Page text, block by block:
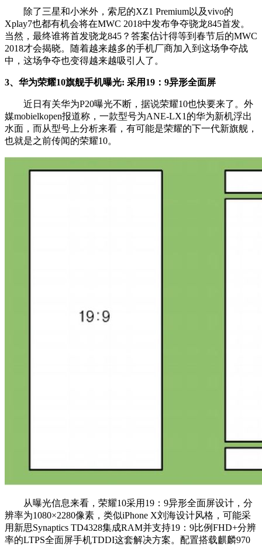
除了三星和小米外，索尼的XZ1 Premium以及vivo的
Xplay7也都有机会将在MWC 2018中发布争夺骁龙845首发。
当然，最终谁将首发骁龙845？答案估计得等到春节后的MWC
2018才会揭晓。随着越来越多的手机厂商加入到这场争夺战
中，这场争夺也变得越来越吸引人了。
3、华为荣耀10旗舰手机曝光: 采用19：9异形全面屏
近日有关华为P20曝光不断，据说荣耀10也快要来了。外
媒mobielkopen报道称，一款型号为ANE-LX1的华为新机浮出
水面，而从型号上分析来看，有可能是荣耀的下一代新旗舰，
也就是之前传闻的荣耀10。
从曝光信息来看，荣耀10采用19：9异形全面屏设计，分
辨率为1080×2280像素，类似iPhone X刘海设计风格，可能采
用新思Synaptics TD4328集成RAM并支持19：9比例FHD+分辨
率的LTPS全面屏手机TDDI这套解决方案。配置搭载麒麟970